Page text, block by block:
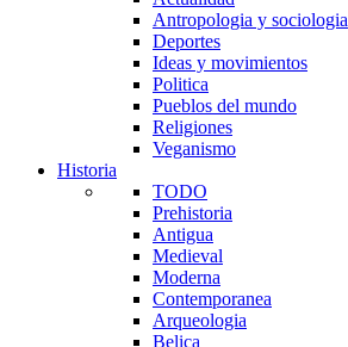
Antropologia y sociologia
Deportes
Ideas y movimientos
Politica
Pueblos del mundo
Religiones
Veganismo
Historia
TODO
Prehistoria
Antigua
Medieval
Moderna
Contemporanea
Arqueologia
Belica